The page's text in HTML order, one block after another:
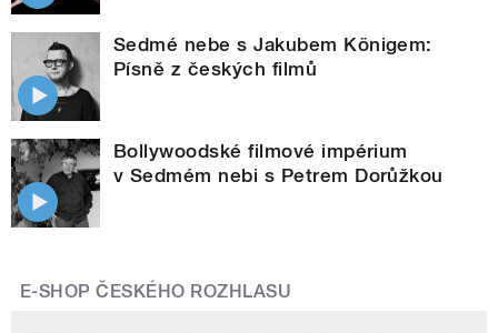
Sedmé nebe s Jakubem Königem:
Písně z českých filmů
Bollywoodské filmové impérium
v Sedmém nebi s Petrem Dorůžkou
E-SHOP ČESKÉHO ROZHLASU